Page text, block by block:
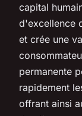
capital
d'excellence
et crée une
permanente
rapidement
offrant ainsi